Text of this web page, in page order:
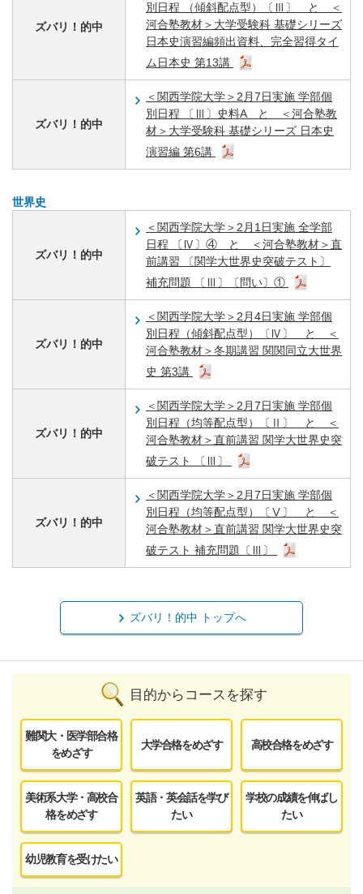
ズバリ！的中
別日程 （傾斜配点型）〔Ⅲ〕 と ＜
河合塾教材＞大学受験科 基礎シリーズ
日本史演習編頻出資料、完全習得タイ
ム日本史 第13講
ズバリ！的中
＜関西学院大学＞2月7日実施 学部個
別日程 〔Ⅲ〕史料A と ＜河合塾教
材＞大学受験科 基礎シリーズ 日本史
演習編 第6講
世界史
ズバリ！的中
＜関西学院大学＞2月1日実施 全学部
日程 〔Ⅳ〕④ と ＜河合塾教材＞直
前講習 〔関学大世界史突破テスト〕
補充問題 〔Ⅲ〕〔問い〕①
ズバリ！的中
＜関西学院大学＞2月4日実施 学部個
別日程（傾斜配点型）〔Ⅳ〕 と ＜
河合塾教材＞冬期講習 関関同立大世界
史 第3講
ズバリ！的中
＜関西学院大学＞2月7日実施 学部個
別日程（均等配点型）〔Ⅱ〕 と ＜
河合塾教材＞直前講習 関学大世界史突
破テスト 〔Ⅲ〕
ズバリ！的中
＜関西学院大学＞2月7日実施 学部個
別日程（均等配点型）〔Ⅴ〕 と ＜
河合塾教材＞直前講習 関学大世界史突
破テスト 補充問題〔Ⅲ〕
ズバリ！的中 トップへ
目的からコースを探す
難関大・医学部合格
をめざす
大学合格をめざす 高校合格をめざす
美術系大学・高校合
格をめざす
英語・英会話を学び
たい
学校の成績を伸ばし
たい
幼児教育を受けたい